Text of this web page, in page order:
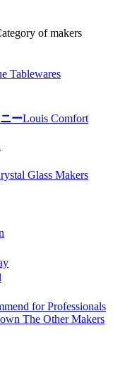
of makers
Tablewares
ーLouis Comfort
Glass Makers
for Professionals
The Other Makers